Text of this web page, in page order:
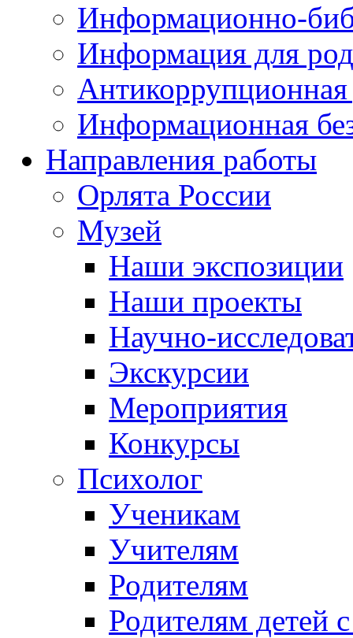
Информационно-
Информация для
Антикоррупционная
Информационная
Направления работы
Орлята России
Музей
Наши экспозиции
Наши проекты
Научно-
Экскурсии
Мероприятия
Конкурсы
Психолог
Ученикам
Учителям
Родителям
Родителям детей